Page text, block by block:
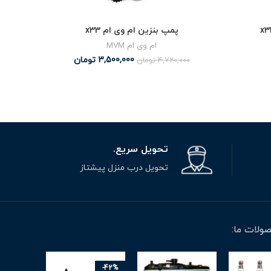
پمپ بنزین ام وی ام x33
ام وی ام MVM
4,720,000 تومان 3,500,000 تومان
تحویل سریع.
تحویل درب منزل پیشتاز
ما:
-42%